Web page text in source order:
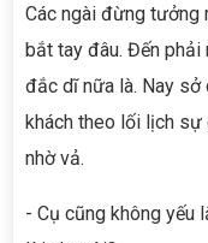
Các ngài đừng tưởng
bắt tay đâu. Đến
đắc dĩ nữa là. Nay sở
khách theo lối lịch sự
nhờ vả.
- Cụ cũng không yếu